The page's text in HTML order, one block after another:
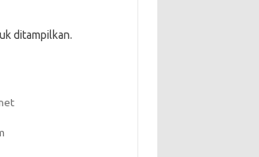
ditampilkan.